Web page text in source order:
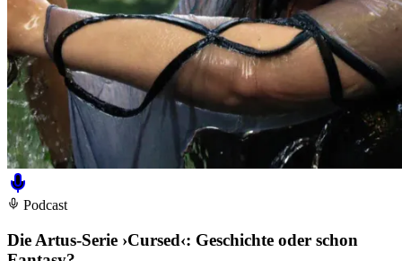
Podcast
Die Artus-Serie ›Cursed‹: Geschichte oder schon